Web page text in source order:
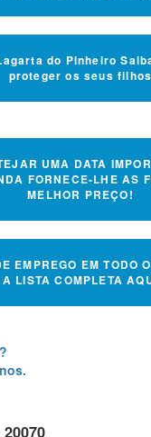
do Pinheiro
proteger os seus filhos
UMA DATA
FORNECE-LHE AS
MELHOR PREÇO!
EMPREGO EM TODO
A LISTA COMPLETA